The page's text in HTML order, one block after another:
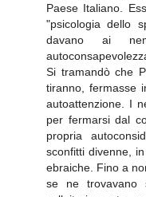
Paese Italiano.
"psicologia dello
davano ai
Si tramandò che
tiranno, fermasse
autoattenzione. I
per fermarsi dal
propria
sconfitti divenne,
ebraiche. Fino a
se ne trovavano